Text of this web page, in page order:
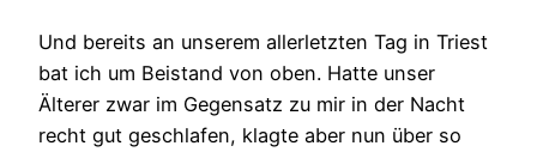
Und bereits an unserem allerletzten Tag in Triest
bat ich um Beistand von oben. Hatte unser
Älterer zwar im Gegensatz zu mir in der Nacht
recht gut geschlafen, klagte aber nun über so